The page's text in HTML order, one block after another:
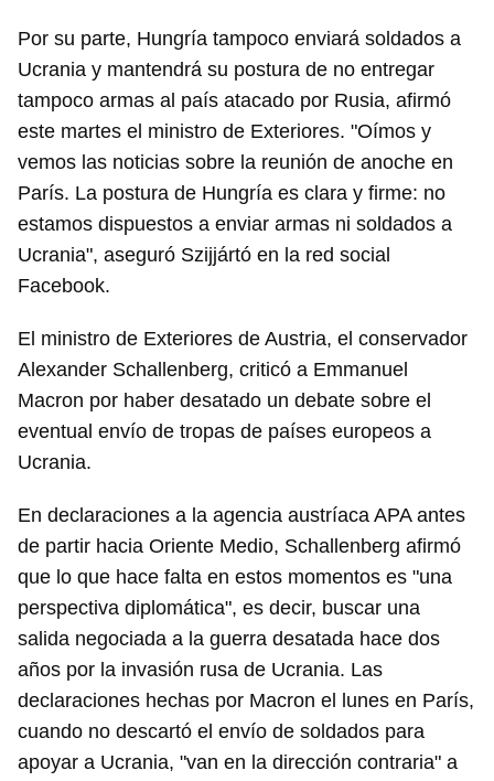
Guardar como favorito
Para poder guardar como favorito, primero has de
iniciar sesión con tu cuenta de 14ymedio.
INICIAR SESIÓN CANCELAR
Por su parte, Hungría tampoco enviará soldados a
Ucrania y mantendrá su postura de no entregar
tampoco armas al país atacado por Rusia, afirmó
este martes el ministro de Exteriores. "Oímos y
vemos las noticias sobre la reunión de anoche en
París. La postura de Hungría es clara y firme: no
estamos dispuestos a enviar armas ni soldados a
Ucrania", aseguró Szijjártó en la red social
Facebook.
El ministro de Exteriores de Austria, el conservador
Alexander Schallenberg, criticó a Emmanuel
Macron por haber desatado un debate sobre el
eventual envío de tropas de países europeos a
Ucrania.
En declaraciones a la agencia austríaca APA antes
de partir hacia Oriente Medio, Schallenberg afirmó
que lo que hace falta en estos momentos es "una
perspectiva diplomática", es decir, buscar una
salida negociada a la guerra desatada hace dos
años por la invasión rusa de Ucrania. Las
declaraciones hechas por Macron el lunes en París,
cuando no descartó el envío de soldados para
apoyar a Ucrania, "van en la dirección contraria" a